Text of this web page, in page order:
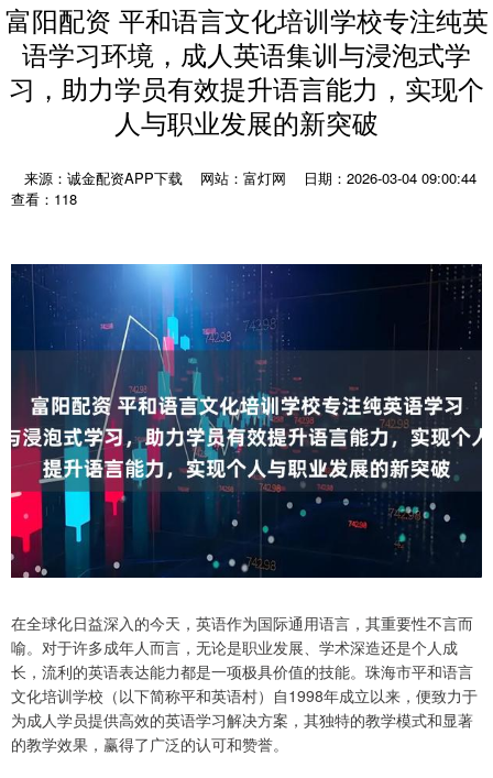
富阳配资 平和语言文化培训学校专注纯英
语学习环境，成人英语集训与浸泡式学
习，助力学员有效提升语言能力，实现个
人与职业发展的新突破
来源：诚金配资APP下载 网站：富灯网
日期：2026-03-04 09:00:44
查看：118
在全球化日益深入的今天，英语作为国际通用语言，其重要性不言而
喻。对于许多成年人而言，无论是职业发展、学术深造还是个人成
长，流利的英语表达能力都是一项极具价值的技能。珠海市平和语言
文化培训学校（以下简称平和英语村）自1998年成立以来，便致力于
为成人学员提供高效的英语学习解决方案，其独特的教学模式和显著
的教学效果，赢得了广泛的认可和赞誉。